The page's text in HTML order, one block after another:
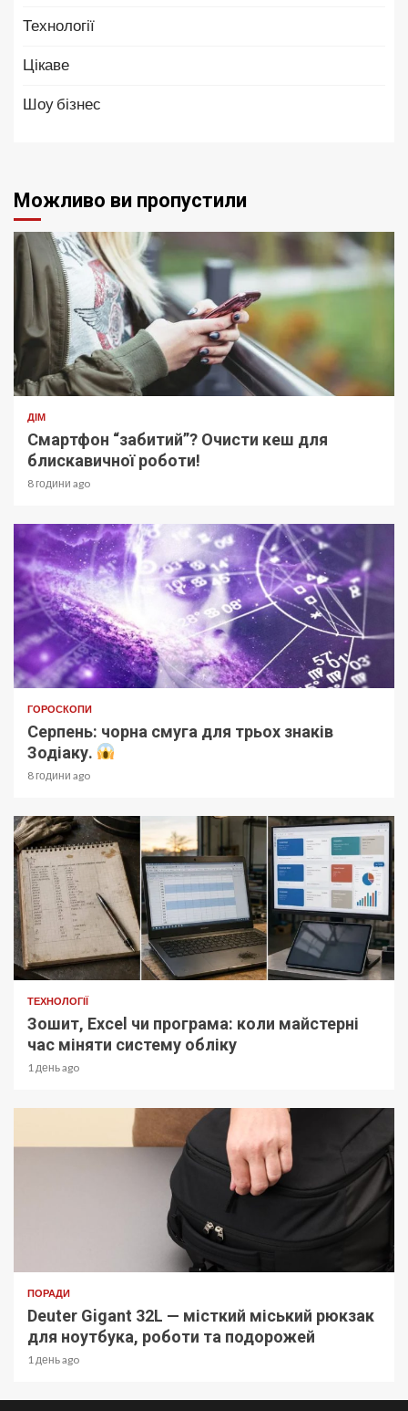
Технології
Цікаве
Шоу бізнес
Можливо ви пропустили
ДІМ
Смартфон “забитий”? Очисти кеш для
блискавичної роботи!
8 години ago
ГОРОСКОПИ
Серпень: чорна смуга для трьох знаків
Зодіаку.
8 години ago
ТЕХНОЛОГІЇ
Зошит, Excel чи програма: коли майстерні
час міняти систему обліку
1 день ago
ПОРАДИ
Deuter Gigant 32L — місткий міський рюкзак
для ноутбука, роботи та подорожей
1 день ago